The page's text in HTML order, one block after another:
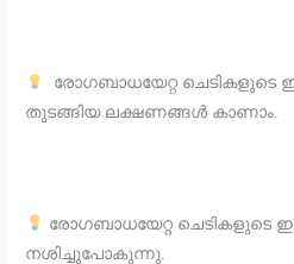
രോഗബാധയേറ്റ ചെടികളുടെ
തുടങ്ങിയ ലക്ഷണങ്ങൾ കാണാം.
രോഗബാധയേറ്റ ചെടികളുടെ
നശിച്ചുപോകുന്നു.